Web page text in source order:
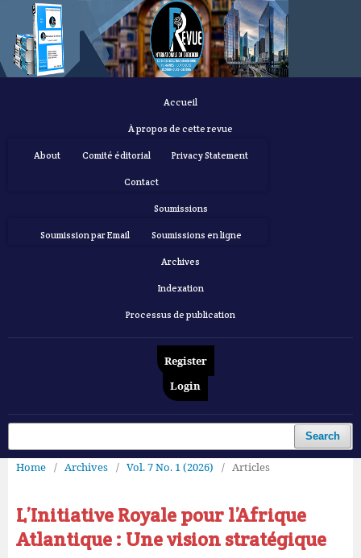
Accueil
À propos de cette revue
About Comité éditorial Privacy Statement
Contact
Soumissions
Soumission par Email Soumissions en ligne
Archives
Indexation
Processus de publication
Register
Login
Search
Home / Archives / Vol. 7 No. 1 (2026) / Articles
L’Initiative Royale pour l’Afrique
Atlantique : Une vision stratégique